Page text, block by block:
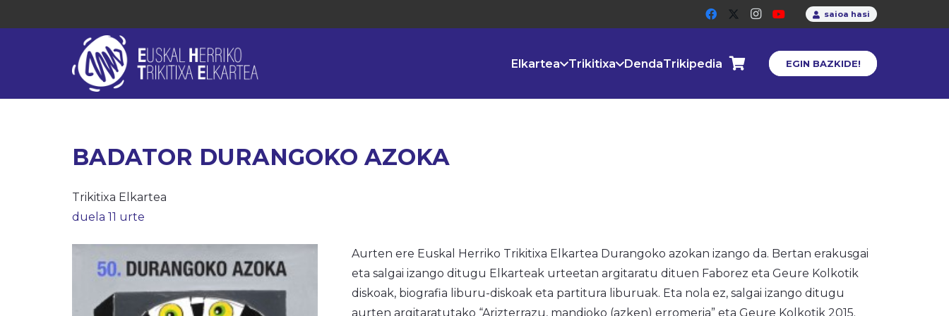
saioa hasi
Elkartea Trikitixa DendaTrikipedia EGIN BAZKIDE!
BADATOR DURANGOKO AZOKA
Trikitixa Elkartea
duela 11 urte
Aurten ere Euskal Herriko Trikitixa Elkartea Durangoko azokan izango da. Bertan erakusgai
eta salgai izango ditugu Elkarteak urteetan argitaratu dituen Faborez eta Geure Kolkotik
diskoak, biografia liburu-diskoak eta partitura liburuak. Eta nola ez, salgai izango ditugu
aurten argitaratutako “Arizterrazu, mandioko (azken) erromeria” eta Geure Kolkotik 2015.